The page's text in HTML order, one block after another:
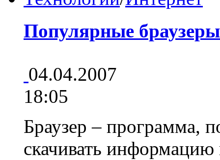
Популярные браузеры
04.04.2007
18:05
Браузер – программа,
скачивать